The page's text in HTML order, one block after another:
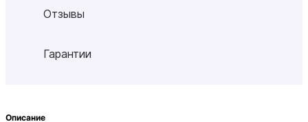
Отзывы
Гарантии
Описание